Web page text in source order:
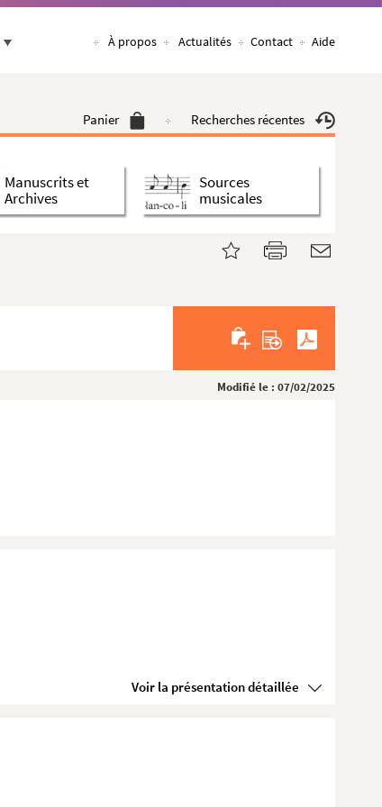
À propos Actualités Contact Aide
Panier Recherches récentes
Manuscrits et
Archives
Sources
musicales
Modifié le : 07/02/2025
Voir la présentation détaillée